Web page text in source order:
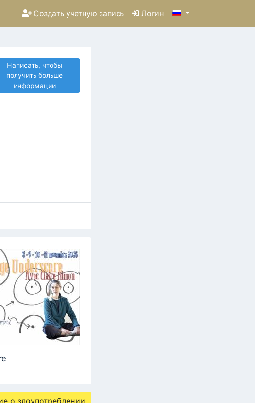
Создать учетную запись Логин
Написать, чтобы
получить больше
информации
о злоупотреблении